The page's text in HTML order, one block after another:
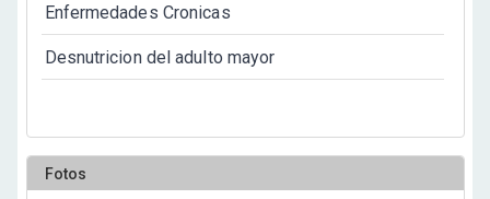
Enfermedades Cronicas
Desnutricion del adulto mayor
Fotos